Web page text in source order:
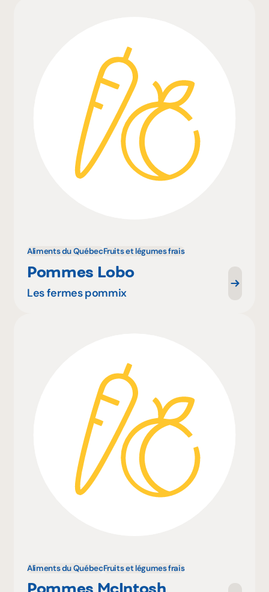
Aliments du QuébecFruits et légumes frais
Pommes Lobo
Les fermes pommix
Aliments du QuébecFruits et légumes frais
Pommes McIntosh